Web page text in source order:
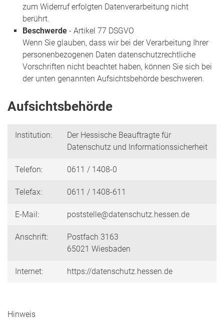
zum Widerruf erfolgten Datenverarbeitung nicht
berührt.
Beschwerde - Artikel 77 DSGVO
Wenn Sie glauben, dass wir bei der Verarbeitung Ihrer
personenbezogenen Daten datenschutzrechtliche
Vorschriften nicht beachtet haben, können Sie sich bei
der unten genannten Aufsichtsbehörde beschweren.
Aufsichtsbehörde
Institution:
Der Hessische Beauftragte für
Datenschutz und Informationssicherheit
Telefon: 0611 / 1408-0
Telefax: 0611 / 1408-611
E-Mail: poststelle@datenschutz.hessen.de
Anschrift:
Postfach 3163
65021 Wiesbaden
Internet: https://datenschutz.hessen.de
Hinweis